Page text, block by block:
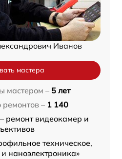
Иванов
мастера
мастером – 5 лет
– 1 140
ремонт видеокамер и
техническое,
наноэлектроника»